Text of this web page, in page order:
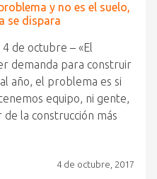
y no es el suelo,
se dispara
de octubre – «El
demanda para construir
año, el problema es si
equipo, ni gente,
la construcción más
4 de octubre, 2017